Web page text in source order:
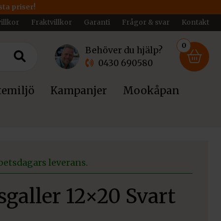
priser!
Fraktvillkor Garanti Frågor & svar Kontakt
Behöver du hjälp?
0430 690580
0
Kampanjer Mookåpan
leverans.
12×20 Svart